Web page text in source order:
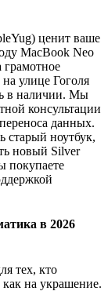
ценит ваше
MacBook Neo
грамотное
улице Гоголя
в наличии. Мы
консультации
данных.
старый ноутбук,
новый Silver
покупаете
в 2026
тех, кто
на украшение.